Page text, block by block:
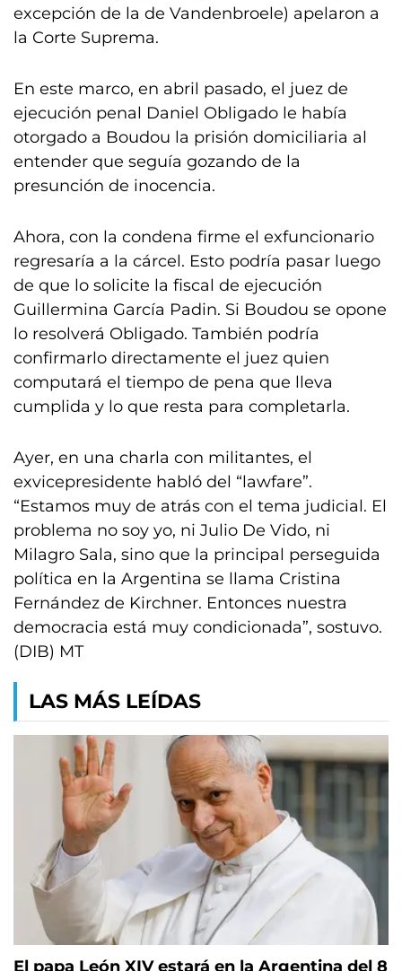
excepción de la de Vandenbroele) apelaron a
la Corte Suprema.
En este marco, en abril pasado, el juez de
ejecución penal Daniel Obligado le había
otorgado a Boudou la prisión domiciliaria al
entender que seguía gozando de la
presunción de inocencia.
Ahora, con la condena firme el exfuncionario
regresaría a la cárcel. Esto podría pasar luego
de que lo solicite la fiscal de ejecución
Guillermina García Padin. Si Boudou se opone
lo resolverá Obligado. También podría
confirmarlo directamente el juez quien
computará el tiempo de pena que lleva
cumplida y lo que resta para completarla.
Ayer, en una charla con militantes, el
exvicepresidente habló del “lawfare”.
“Estamos muy de atrás con el tema judicial. El
problema no soy yo, ni Julio De Vido, ni
Milagro Sala, sino que la principal perseguida
política en la Argentina se llama Cristina
Fernández de Kirchner. Entonces nuestra
democracia está muy condicionada”, sostuvo.
(DIB) MT
LAS MÁS LEÍDAS
El papa León XIV estará en la Argentina del 8